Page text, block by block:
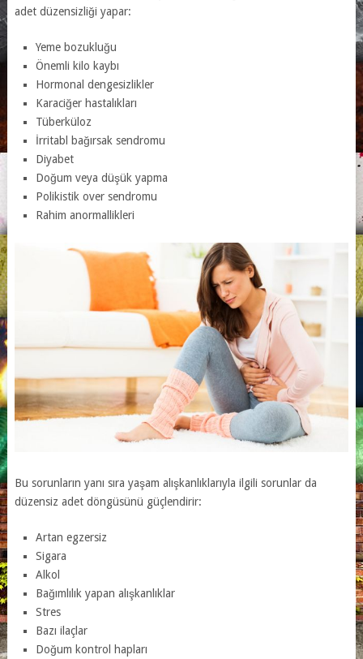
adet düzensizliği yapar:
Yeme bozukluğu
Önemli kilo kaybı
Hormonal dengesizlikler
Karaciğer hastalıkları
Tüberküloz
İrritabl bağırsak sendromu
Diyabet
Doğum veya düşük yapma
Polikistik over sendromu
Rahim anormallikleri
Bu sorunların yanı sıra yaşam alışkanlıklarıyla ilgili sorunlar da
düzensiz adet döngüsünü güçlendirir:
Artan egzersiz
Sigara
Alkol
Bağımlılık yapan alışkanlıklar
Stres
Bazı ilaçlar
Doğum kontrol hapları